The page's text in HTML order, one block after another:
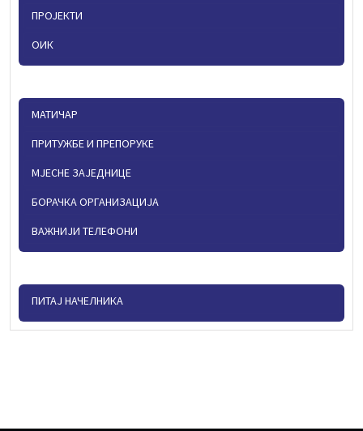
ПРОЈЕКТИ
ОИК
МАТИЧАР
ПРИТУЖБЕ И ПРЕПОРУКЕ
МЈЕСНЕ ЗАЈЕДНИЦЕ
БОРАЧКА ОРГАНИЗАЦИЈА
ВАЖНИЈИ ТЕЛЕФОНИ
ПИТАЈ НАЧЕЛНИКА